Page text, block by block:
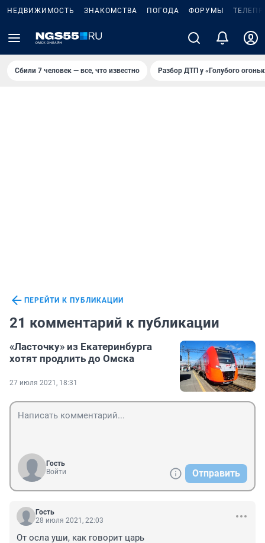
НЕДВИЖИМОСТЬ ЗНАКОМСТВА ПОГОДА ФОРУМЫ
Сбили 7 человек — все, что известно Разбор ДТП у «Голубого
ПЕРЕЙТИ К ПУБЛИКАЦИИ
21 комментарий к публикации
«Ласточку» из Екатеринбурга
хотят продлить до Омска
27 июля 2021, 18:31
Гость
Войти
Отправить
Гость
28 июля 2021, 22:03
От осла уши, как говорит царь